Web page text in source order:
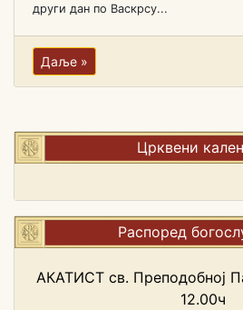
други дан по Васкрсу...
Даље »
Црквени
Распоред
АКАТИСТ св. Преподобној
12.00ч